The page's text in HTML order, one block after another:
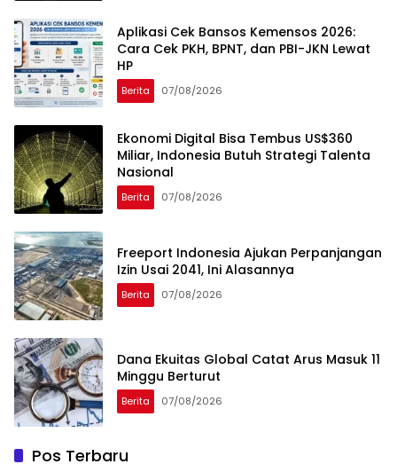
Aplikasi Cek Bansos Kemensos 2026:
Cara Cek PKH, BPNT, dan PBI-JKN Lewat
HP
Berita 07/08/2026
Ekonomi Digital Bisa Tembus US$360
Miliar, Indonesia Butuh Strategi Talenta
Nasional
Berita 07/08/2026
Freeport Indonesia Ajukan Perpanjangan
Izin Usai 2041, Ini Alasannya
Berita 07/08/2026
Dana Ekuitas Global Catat Arus Masuk 11
Minggu Berturut
Berita 07/08/2026
Pos Terbaru